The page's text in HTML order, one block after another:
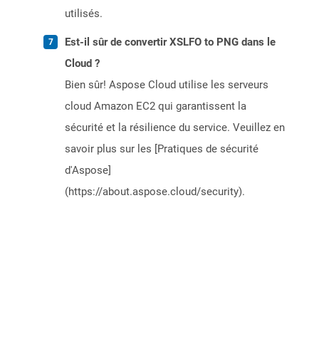
utilisés.
Est-il sûr de convertir XSLFO to PNG dans le
Cloud ?
Bien sûr! Aspose Cloud utilise les serveurs
cloud Amazon EC2 qui garantissent la
sécurité et la résilience du service. Veuillez en
savoir plus sur les [Pratiques de sécurité
d'Aspose]
(https://about.aspose.cloud/security).